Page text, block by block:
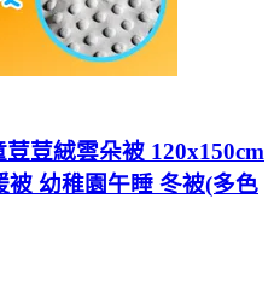
荳絨雲朵被 120x150cm
被 幼稚園午睡 冬被(多色